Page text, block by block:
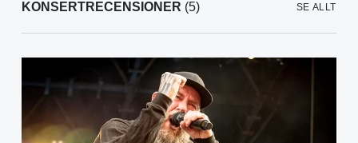
KONSERTRECENSIONER (5) SE ALLT